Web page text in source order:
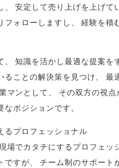
、 安定して売り上げを上げて
フォローしますし 、
経験を積
、
知識を活かし最適な提案を
ることの解決策を見つけ、 最
マンとして 、
その双方の視
なポジションです。
るプロフェッショナル
場でカタチにするプロフェッ
ですが、 チーム制のサポート